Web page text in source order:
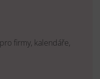
firmy, kalendáře,